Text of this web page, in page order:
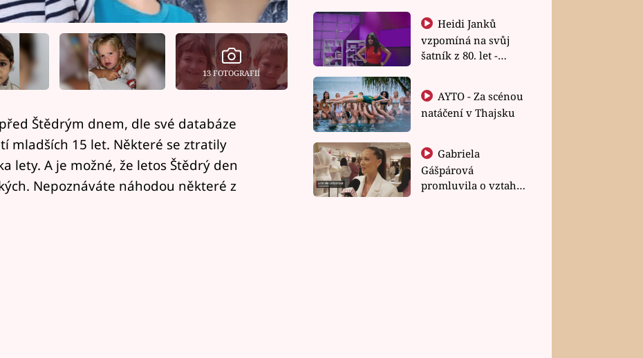
13 FOTOGRAFIÍ
Štědrým dnem, dle své databáze
mladších 15 let. Některé se ztratily
lety. A je možné, že letos Štědrý den
Nepoznáváte náhodou některé z
Heidi Janků
vzpomíná na svůj
šatník z 80. let -
natáčení v Thajsku
Gabriela
Gášpárová
promluvila o vztahu